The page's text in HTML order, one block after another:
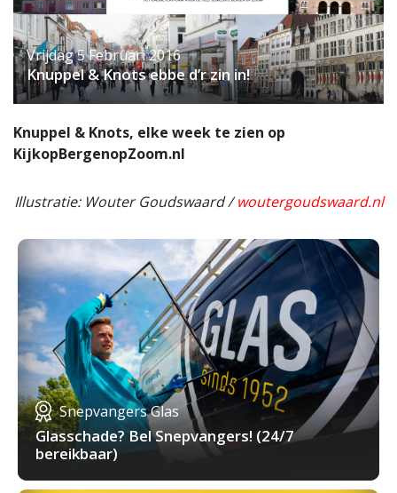
Vrijdag 5 Februari 2016
Knuppel & Knots ebbe d’r zin in!
Knuppel & Knots, elke week te zien op
KijkopBergenopZoom.nl
Illustratie: Wouter Goudswaard /woutergoudswaard.nl
Snepvangers Glas
Glasschade? Bel Snepvangers! (24/7
bereikbaar)